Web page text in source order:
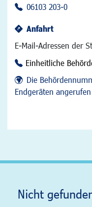
06103 203-0
Anfahrt
E-Mail-Adressen der
Einheitliche
Die
Endgeräten
Nicht